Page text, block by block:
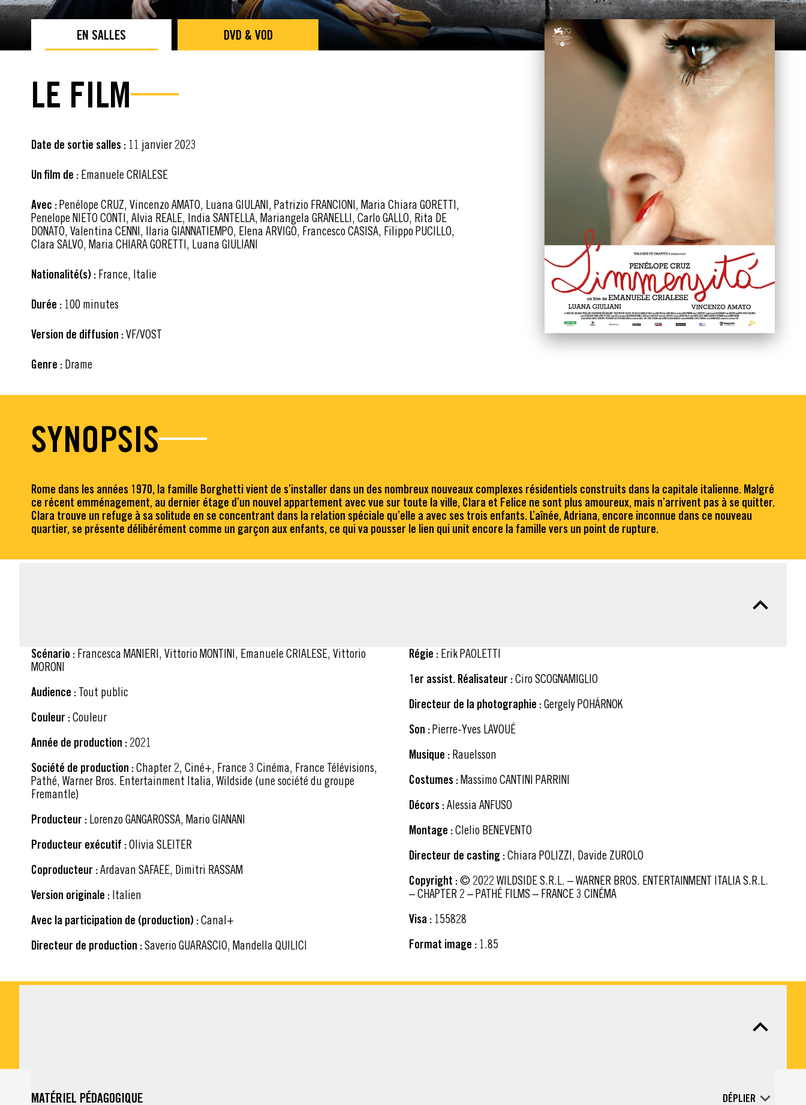
EN SALLES DVD & VOD
LE FILM
Date de sortie salles : 11 janvier 2023
Un film de : Emanuele CRIALESE
Avec :Penélope CRUZ, Vincenzo AMATO, Luana GIULANI, Patrizio FRANCIONI, Maria Chiara GORETTI,
Penelope NIETO CONTI, Alvia REALE, India SANTELLA, Mariangela GRANELLI, Carlo GALLO, Rita DE
DONATO, Valentina CENNI, Ilaria GIANNATIEMPO, Elena ARVIGO, Francesco CASISA, Filippo PUCILLO,
Clara SALVO, Maria CHIARA GORETTI, Luana GIULIANI
Nationalité(s) : France, Italie
Durée : 100 minutes
Version de diffusion :VF/VOST
Genre : Drame
SYNOPSIS
Rome dans les années 1970, la famille Borghetti vient de s’installer dans un des nombreux nouveaux complexes résidentiels construits dans la capitale italienne. Malgré
ce récent emménagement, au dernier étage d’un nouvel appartement avec vue sur toute la ville, Clara et Felice ne sont plus amoureux, mais n’arrivent pas à se quitter.
Clara trouve un refuge à sa solitude en se concentrant dans la relation spéciale qu’elle a avec ses trois enfants. L’aînée, Adriana, encore inconnue dans ce nouveau
quartier, se présente délibérément comme un garçon aux enfants, ce qui va pousser le lien qui unit encore la famille vers un point de rupture.
Scénario :
MORONI
Audience : Tout public
Couleur :Couleur
Année de production : 2021
Société de production :
Pathé, Warner Bros. Entertainment Italia, Wildside (une société du groupe
Fremantle)
Producteur : Lorenzo GANGAROSSA, Mario GIANANI
Producteur exécutif :Olivia SLEITER
Coproducteur :Ardavan SAFAEE, Dimitri RASSAM
Version originale : Italien
Avec la participation de (production) :Canal+
Directeur de production :Saverio GUARASCIO, Mandella QUILICI
Régie : Erik PAOLETTI
1er assist. Réalisateur :Ciro SCOGNAMIGLIO
Directeur de la photographie :Gergely POHÁRNOK
Son :Pierre-Yves LAVOUÉ
Musique : Rauelsson
Costumes :Massimo CANTINI PARRINI
Décors :Alessia ANFUSO
Montage :Clelio BENEVENTO
Directeur de casting :Chiara POLIZZI, Davide ZUROLO
Copyright :
– CHAPTER 2 – PATHÉ FILMS – FRANCE 3 CINÉMA
Visa : 155828
Format image : 1.85
MATÉRIEL PÉDAGOGIQUE DÉPLIER